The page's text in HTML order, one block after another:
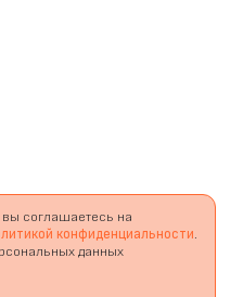
соглашаетесь на
конфиденциальности.
данных